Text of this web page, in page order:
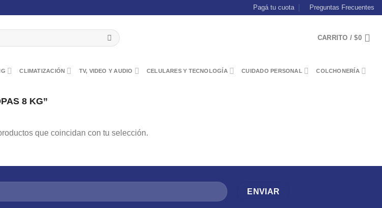
Pagá tu cuota Preguntas Frecuentes
CARRITO /$0
CLIMATIZACIÓN TV, VIDEO Y AUDIO CELULARES Y TECNOLOGÍA CUIDADO PERSONAL COLCHONERÍA
8 KG”
que coincidan con tu selección.